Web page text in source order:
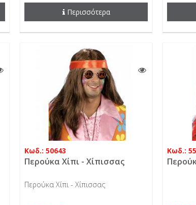
Περισσότερα
Κωδ.: 50643
Περούκα Χίπι - Χίπισσας
Περούκα Χίπι - Χίπισσας
Κωδ.: